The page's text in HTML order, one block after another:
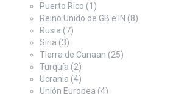
Puerto Rico (1)
Reino Unido de GB e IN (8)
Rusia (7)
Siria (3)
Tierra de Canaan (25)
Turquía (2)
Ucrania (4)
Unión Europea (4)